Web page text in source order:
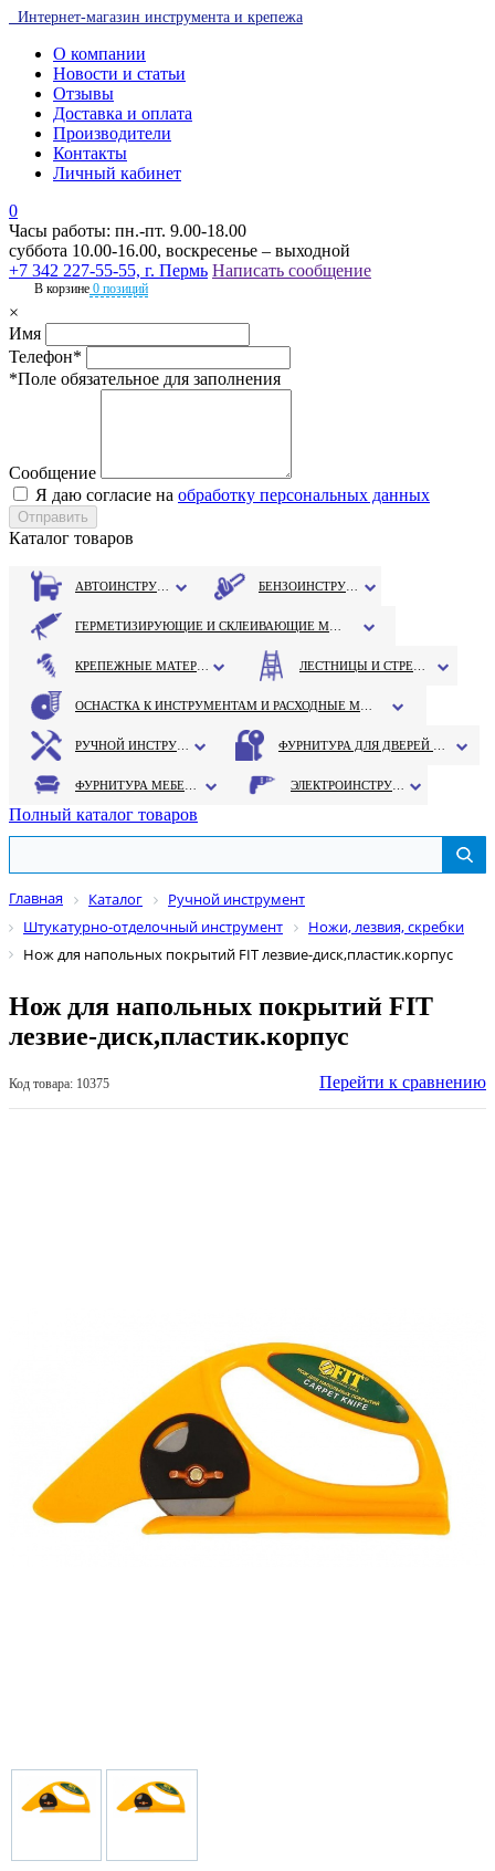
Интернет-магазин инструмента и крепежа
О компании
Новости и статьи
Отзывы
Доставка и оплата
Производители
Контакты
Личный кабинет
0
Часы работы: пн.-пт. 9.00-18.00
суббота 10.00-16.00, воскресенье – выходной
+7 342 227-55-55, г. Пермь Написать сообщение
В корзине 0 позиций
×
Имя
Телефон*
*Поле обязательное для заполнения
Сообщение
Я даю согласие на обработку персональных данных
Каталог товаров
Полный каталог товаров
Главная Каталог
Ручной инструмент
Штукатурно-отделочный инструмент
Ножи, лезвия, скребки
Нож для напольных покрытий FIT лезвие-диск,пластик.корпус
Нож для напольных покрытий FIT
лезвие-диск,пластик.корпус
Код товара: 10375 Перейти к сравнению